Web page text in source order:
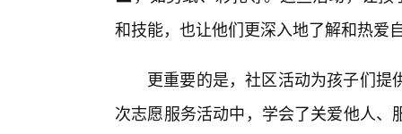
和技能，也让他们更深入地了解和热爱
更重要的是，社区活动为孩子们
次志愿服务活动中，学会了关爱他人